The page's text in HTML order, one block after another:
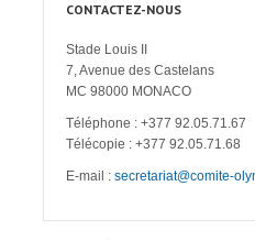
CONTACTEZ-NOUS
Stade Louis II
7, Avenue des Castelans
MC 98000 MONACO
Téléphone : +377 92.05.71.67
Télécopie : +377 92.05.71.68
E-mail : secretariat@comite-